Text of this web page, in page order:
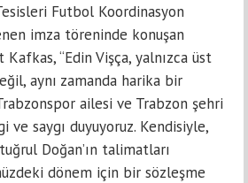
Futbol Koordinasyon
imza töreninde konuşan
Kafkas, “Edin Vişça, yalnızca üst
aynı zamanda harika bir
ailesi ve Trabzon şehri
ve saygı duyuyoruz. Kendisiyle,
Doğan’ın talimatları
dönem için bir sözleşme